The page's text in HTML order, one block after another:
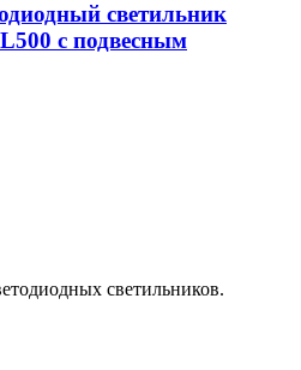
светильник
с подвесным
светильников.